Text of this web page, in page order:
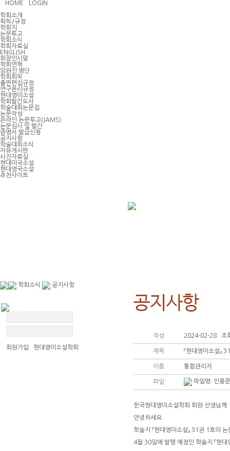
HOME
LOGIN
학회소개
획칙/규정
학회지
논문투고
학회소식
학회자료실
ENGLISH
회장인사말
학회연혁
임원진 명단
학회회칙
출판편집규정
연구윤리규정
현대영미소설
학회발간도서
학술대회논문집
논문작성
온라인 논문투고(JAMS)
논문심사 및 발간
증명서 발급신청
공지사항
학술대회소식
자유게시판
사진자료실
현대미국소설
현대영국소설
추천사이트
학회소식 공지사항
회원가입 현대영미소설학회
작성 2024-02-28 조
제목 『현대영미소설』
이름 통합관리자
파일 파일명: 인용
한국현대영미소설학회 회원 선생님께
안녕하세요.
학술지 『현대영미소설』 31권 1호의
4월 30일에 발행 예정인 학술지 『현